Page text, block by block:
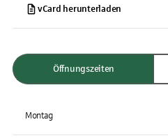
vCard herunterladen
Öffnungszeiten
Montag